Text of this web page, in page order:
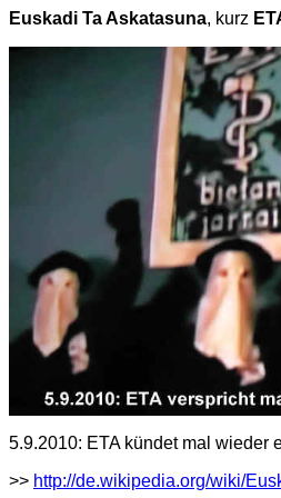
Euskadi Ta Askatasuna, kurz
5.9.2010: ETA kündet mal wieder
>> http://de.wikipedia.org/wiki/